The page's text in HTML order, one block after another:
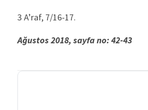
3 A’raf, 7/16-17.
Ağustos 2018, sayfa no: 42-43